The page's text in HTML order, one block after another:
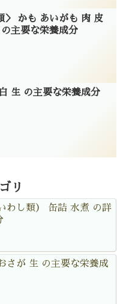
＞ かも あいがも 肉 皮
主要な栄養成分
生 の主要な栄養成分
リ
わし類） 缶詰 水煮 の詳
さが 生 の主要な栄養成